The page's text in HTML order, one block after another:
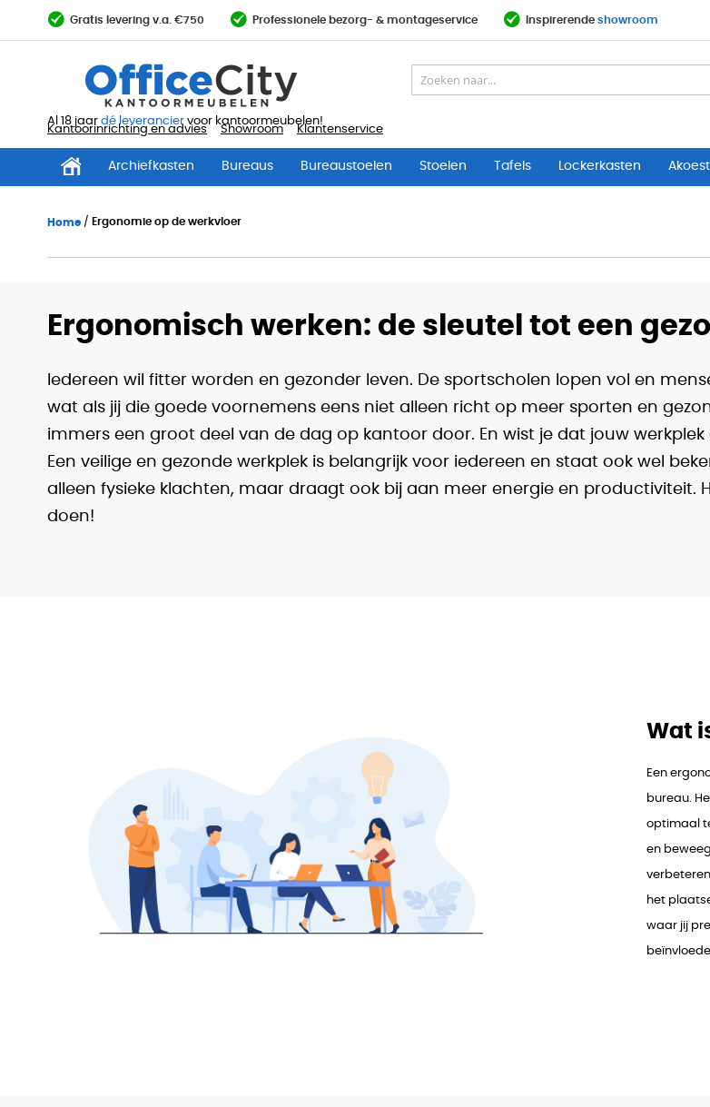
Gratis levering v.a. €750 Professionele bezorg- & montageservice Inspirerende showroom
Al 18 jaar dé leverancier voor kantoormeubelen!
Kantoorinrichting en advies Showroom Klantenservice
Archiefkasten Bureaus Bureaustoelen Stoelen Tafels Lockerkasten
Home Ergonomie op de werkvloer
Ergonomisch werken: de sleutel tot een
Iedereen wil fitter worden en gezonder leven. De sportscholen lopen vol en
wat als jij die goede voornemens eens niet alleen richt op meer sporten en
immers een groot deel van de dag op kantoor door. En wist je dat jouw
Een veilige en gezonde werkplek is belangrijk voor iedereen en staat ook wel
alleen fysieke klachten, maar draagt ook bij aan meer energie en productiviteit.
doen!
Wat
Een
bureau.
optimaal
en
het
waar jij